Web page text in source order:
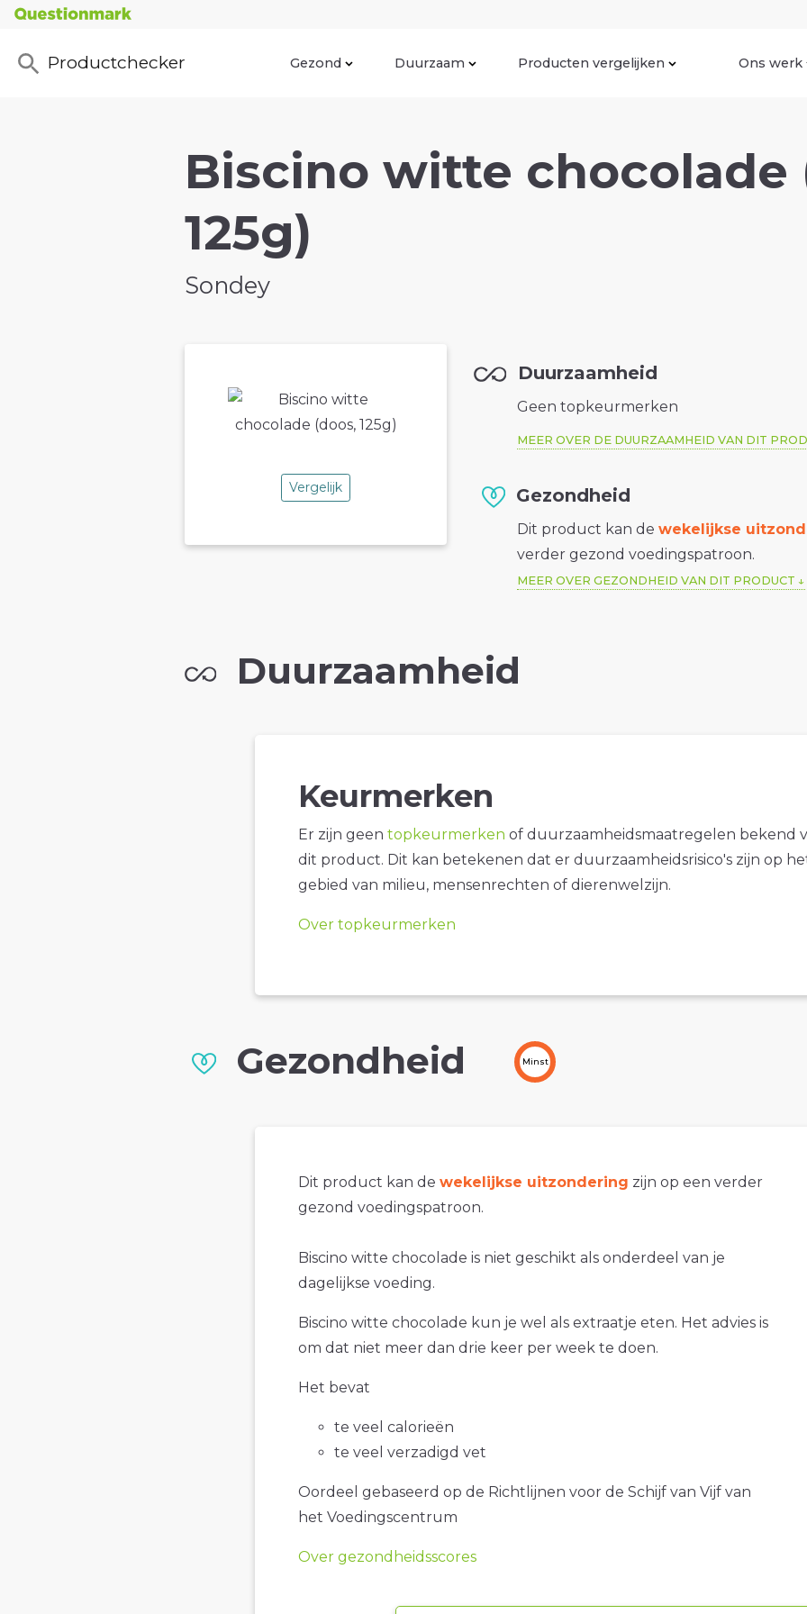
Productchecker Gezond Duurzaam Producten vergelijken Ons werk
Biscino witte chocolade
125g)
Sondey
Vergelijk
Duurzaamheid
Geen topkeurmerken
MEER OVER DE DUURZAAMHEID VAN DIT
Gezondheid
Dit product kan dewekelijkse
verder gezond voedingspatroon.
MEER OVER GEZONDHEID VAN DIT PRODUCT
Duurzaamheid
Keurmerken
Er zijn geen topkeurmerken of duurzaamheidsmaatregelen bekend
dit product. Dit kan betekenen dat er duurzaamheidsrisico's zijn op
gebied van milieu, mensenrechten of dierenwelzijn.
Over topkeurmerken
Gezondheid Minst
Dit product kan de wekelijkse uitzondering zijn op een verder
gezond voedingspatroon.
Biscino witte chocolade is niet geschikt als onderdeel van je
dagelijkse voeding.
Biscino witte chocolade kun je wel als extraatje eten. Het advies is
om dat niet meer dan drie keer per week te doen.
Het bevat
te veel calorieën
te veel verzadigd vet
Oordeel gebaseerd op de Richtlijnen voor de Schijf van Vijf van
het Voedingscentrum
Over gezondheidsscores